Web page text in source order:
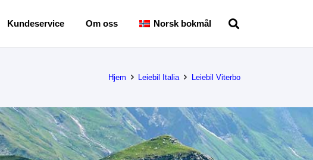
Kundeservice Om oss Norsk bokmål
Hjem Leiebil Italia Leiebil Viterbo